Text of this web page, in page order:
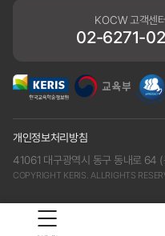
KOCW 고객센
02-6271-
개인정보처리방침
41061 대구광역시 동구 동내로 64
COPYRIGHT KERIS. ALLRIGHTS